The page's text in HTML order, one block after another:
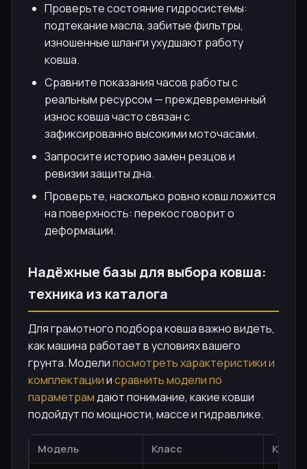
Проверьте состояние гидросистемы:
подтекание масла, забитые фильтры,
изношенные шланги ухудшают работу
ковша.
Сравните показания часов работы с
реальным ресурсом — преждевременный
износ ковша часто связан с
зафиксированно высокими моточасами.
Запросите историю замен резцов и
ревизии защиты дна.
Проверьте, насколько ровно ковш ложится
на поверхность: перекос говорит о
деформации.
Надёжные базы для выбора ковша:
техника из каталога
Для грамотного подбора ковша важно видеть,
как машина работает в условиях вашего
грунта. Моделипосмотреть характеристики и
комплектацииисравнить модели по
параметрамдают понимание, какие ковши
подойдут по мощности, массе и гидравлике.
Модель Класс